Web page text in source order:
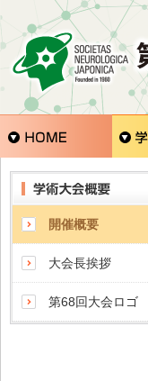
開催概要
大会長挨拶
第68回大会ロゴ